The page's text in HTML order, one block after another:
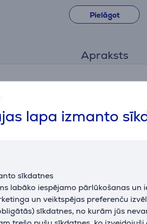
lapa izmanto
sīkdatnes
labāko iespējamo pārlūkošanas un
un veiktspējas preferenču
sīkdatnes, no kurām jūs
Pielāgot
Apraksts
līdzeklis